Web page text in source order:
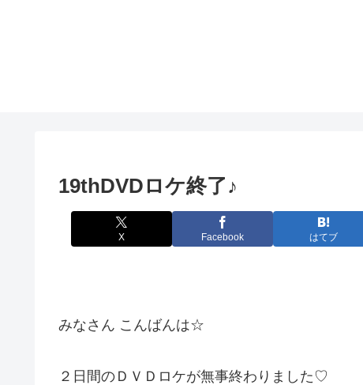
19thDVDロケ終了♪
X Facebook はてブ
みなさん こんばんは☆
２日間のＤＶＤロケが無事終わりました♡